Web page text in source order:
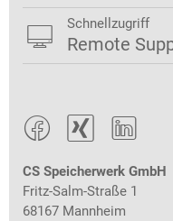
  
CS Speicherwerk GmbH
Fritz-Salm-Straße 1
68167 Mannheim
 Schnellzugriff
Remote